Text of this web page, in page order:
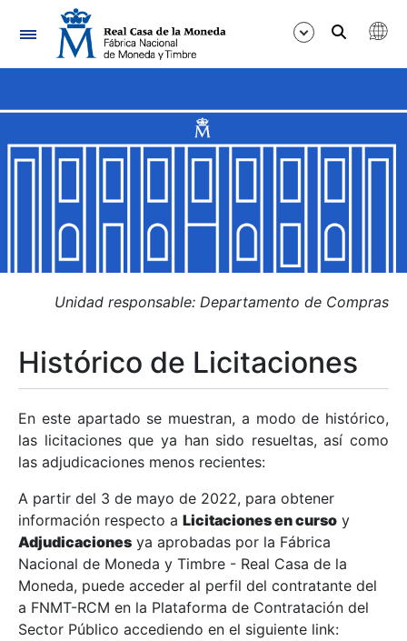
Navegación
Mostrar/Ocultar
Mostrar/Ocultar
Mostrar/Ocultar
Mostrar/Ocultar
Mostrar/Ocultar
Mostrar/Ocultar
Unidad responsable: Departamento de Compras
Histórico de Licitaciones
En este apartado se muestran, a modo de histórico,
las licitaciones que ya han sido resueltas, así como
las adjudicaciones menos recientes:
A partir del 3 de mayo de 2022, para obtener
información respecto a Licitaciones en curso y
Adjudicaciones ya aprobadas por la Fábrica
Nacional de Moneda y Timbre - Real Casa de la
Moneda, puede acceder al perfil del contratante del
a FNMT-RCM en la Plataforma de Contratación del
Sector Público accediendo en el siguiente link: